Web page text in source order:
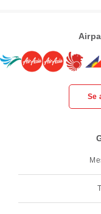
Se